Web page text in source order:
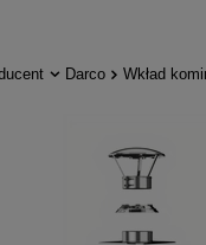
Darco Wkład